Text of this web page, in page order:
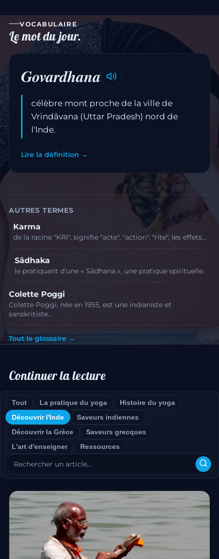
VOCABULAIRE
Le mot du jour.
Govardhana
célèbre mont proche de la ville de
Vrindâvana (Uttar Pradesh) nord de
l'Inde.
Lire la définition →
AUTRES TERMES
Karma
de la racine "KRI", signifie "acte", "action", "rite", les effets…
Sādhaka
le pratiquant d'une « Sādhana », une pratique spirituelle.
Colette Poggi
Colette Poggi, née en 1955, est une indianiste et
sanskritiste…
Tout le glossaire →
Continuer la lecture
Tout La pratique du yoga
Histoire du yoga
Découvrir l'Inde
Saveurs indiennes
Découvrir la Grèce
Saveurs grecques
L'art d'enseigner
Ressources